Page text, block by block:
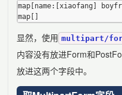
map[name:[xiaofang]
显然，使用 multipart/
内容没有放进Form和
放进这两个字段中。